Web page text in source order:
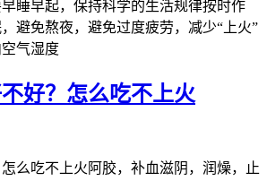
睡早起，保持科学的生活规律按时作
避免熬夜，避免过度疲劳，减少“上火”
气湿度
好？怎么吃不上火
么吃不上火阿胶，补血滋阴，润燥，止